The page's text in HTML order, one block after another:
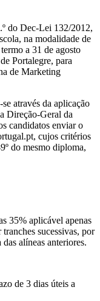
do Dec-Lei 132/2012,
na modalidade de
a 31 de agosto
Portalegre, para
de Marketing
através da aplicação
Direção-Geral da
candidatos enviar o
cujos critérios
do mesmo diploma,
35% aplicável apenas
sucessivas, por
alíneas anteriores.
de 3 dias úteis a